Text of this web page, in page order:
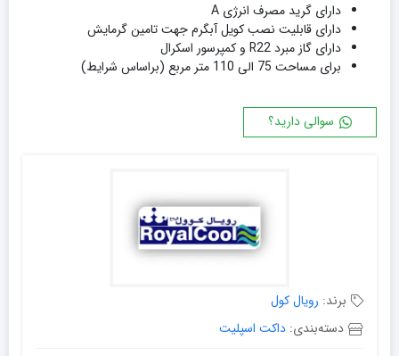
دارای گرید مصرف انرژی A
دارای قابلیت نصب کویل آبگرم جهت تامین گرمایش
دارای گاز مبرد R22 و کمپرسور اسکرال
برای مساحت 75 الی 110 متر مربع (براساس شرایط)
سوالی دارید؟
برند: رویال کول
دسته‌بندی: داکت اسپلیت